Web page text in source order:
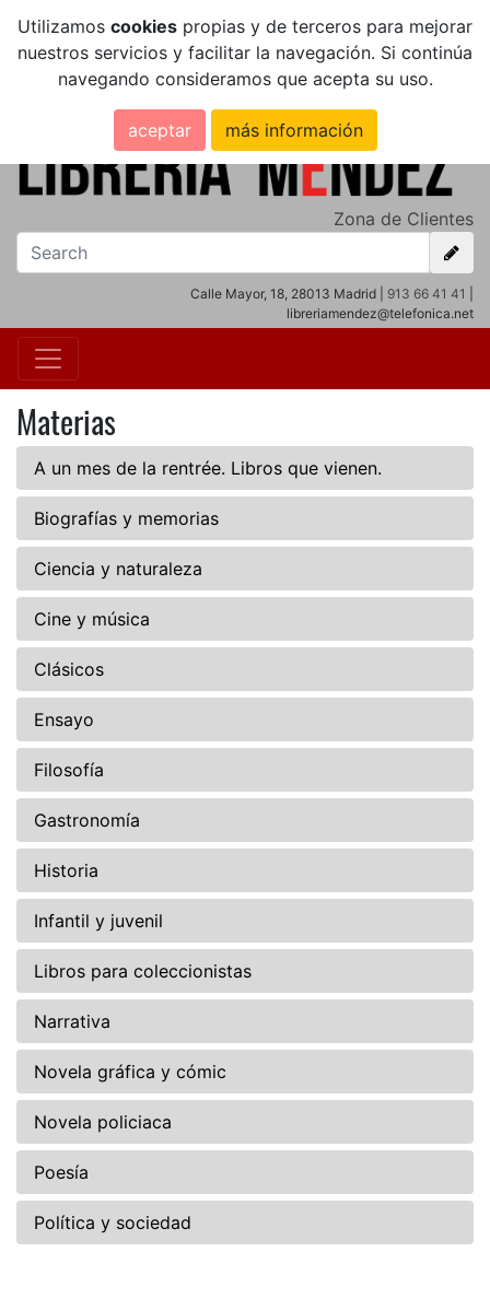
Utilizamos cookies propias y de terceros para mejorar
nuestros servicios y facilitar la navegación. Si continúa
navegando consideramos que acepta su uso.
aceptar más información
Zona de Clientes
Calle Mayor, 18, 28013 Madrid | 913 66 41 41
libreriamendez@telefonica.net
Materias
A un mes de la rentrée. Libros que vienen.
Biografías y memorias
Ciencia y naturaleza
Cine y música
Clásicos
Ensayo
Filosofía
Gastronomía
Historia
Infantil y juvenil
Libros para coleccionistas
Narrativa
Novela gráfica y cómic
Novela policiaca
Poesía
Política y sociedad